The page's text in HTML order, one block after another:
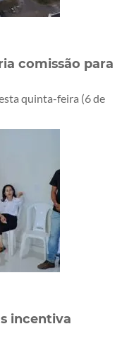
comissão para
quinta-feira (6 de
incentiva